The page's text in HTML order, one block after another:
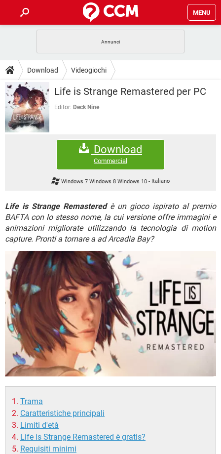
MENU
INTRATTENIMENTO
iOS WINDOWS 10
INSTAGRAM
TIKTOK
GUIDE
COVID-19
INTRATTENIMENTO
iOS
INSTAGRAM
FACEBOOK
DOWNLOAD
COVID-19
INTRATTENIMENTO
WINDOWS 10
WHATSAPP
FORUM
COVID-19
ANDROID
WINDOWS 10
WHATSAPP
HARDWARE
GAMING
INSTAGRAM WHATSAPP
TIKTOK FACEBOOK
HARDWARE
Download Videogiochi
Life is Strange Remastered per PC
Editor: Deck Nine
Download
Commercial
Windows 7 Windows 8 Windows 10- Italiano
Life is Strange Remasteredè un gioco ispirato al premio
BAFTA con lo stesso nome, la cui versione offre immagini e
animazioni migliorate utilizzando la tecnologia di motion
capture. Pronti a tornare a ad Arcadia Bay?
Trama
Caratteristiche principali
Limiti d'età
Life is Strange Remastered è gratis?
Requisiti minimi